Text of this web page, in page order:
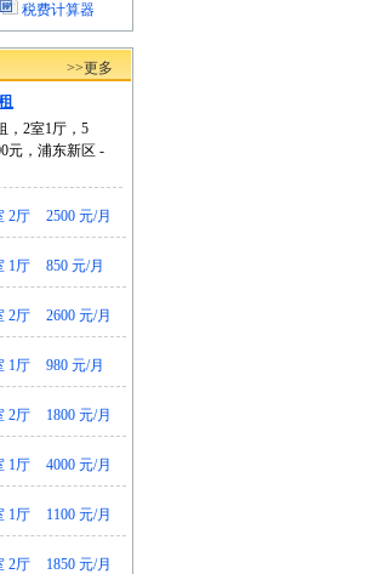
税费计算器
>>更多
，2室1厅，5
元，浦东新区 -
2厅 2500 元/月
1厅 850 元/月
2厅 2600 元/月
1厅 980 元/月
2厅 1800 元/月
1厅 4000 元/月
1厅 1100 元/月
2厅 1850 元/月